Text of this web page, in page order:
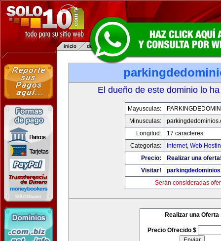
El dueño de este dominio lo
Mayusculas:
Minusculas:
Longitud:
17 caracteres
Categorias:
Internet, Web
Precio:
Realizar una
Visitar!
Serán consideradas
Realizar una Oferta
Precio Ofrecido $